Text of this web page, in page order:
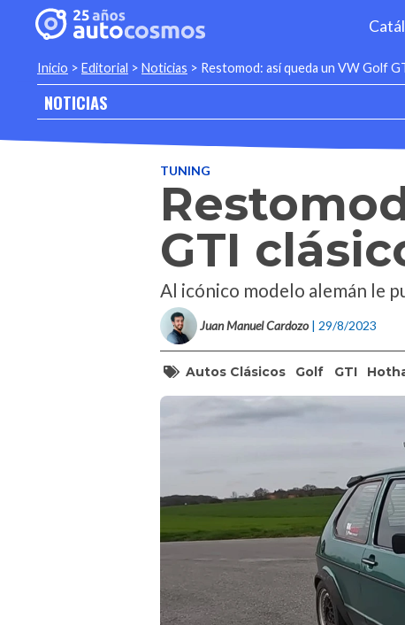
Inicio > Editorial > Noticias > Restomod: así queda un VW Golf
NOTICIAS
TUNING
GTI
Al icónico modelo alemán le
Juan Manuel Cardozo | 29/8/2023
Autos Clásicos Golf GTI